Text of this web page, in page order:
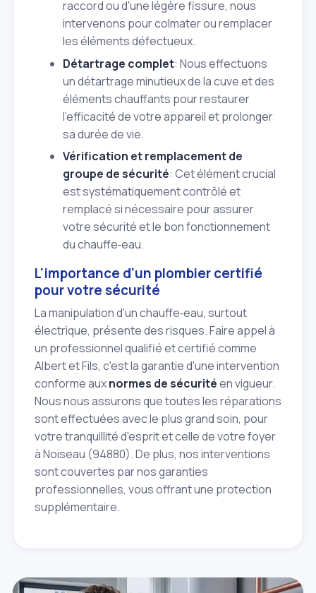
raccord ou d'une légère fissure, nous
intervenons pour colmater ou remplacer
les éléments défectueux.
Détartrage complet: Nous effectuons
un détartrage minutieux de la cuve et des
éléments chauffants pour restaurer
l'efficacité de votre appareil et prolonger
sa durée de vie.
Vérification et remplacement de
groupe de sécurité: Cet élément crucial
est systématiquement contrôlé et
remplacé si nécessaire pour assurer
votre sécurité et le bon fonctionnement
du chauffe‑eau.
L'importance d'un plombier certifié
pour votre sécurité
La manipulation d'un chauffe‑eau, surtout
électrique, présente des risques. Faire appel à
un professionnel qualifié et certifié comme
Albert et Fils, c'est la garantie d'une intervention
conforme auxnormes de sécuritéen vigueur.
Nous nous assurons que toutes les réparations
sont effectuées avec le plus grand soin, pour
votre tranquillité d'esprit et celle de votre foyer
à Noiseau (94880). De plus, nos interventions
sont couvertes par nos garanties
professionnelles, vous offrant une protection
supplémentaire.